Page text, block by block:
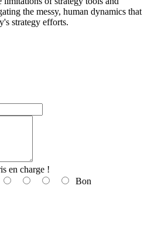
the messy, human dynamics that
strategy efforts.
en charge !
Bon